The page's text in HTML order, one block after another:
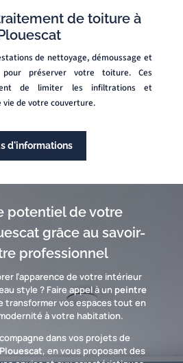
de toiture à
de nettoyage, démoussage et
préserver votre toiture. Ces
de limiter les infiltrations et
vie de votre couverture.
d'informations
potentiel de votre
grâce au savoir-
professionnel
l’apparence de votre intérieur
style ? Faire appel à un peintre
transformer vos espaces tout en
à votre habitation.
dans vos projets de
, en vous proposant des